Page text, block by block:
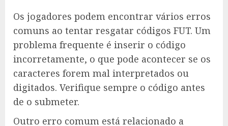
Os jogadores podem encontrar vários erros
comuns ao tentar resgatar códigos FUT. Um
problema frequente é inserir o código
incorretamente, o que pode acontecer se os
caracteres forem mal interpretados ou
digitados. Verifique sempre o código antes
de o submeter.
Outro erro comum está relacionado a